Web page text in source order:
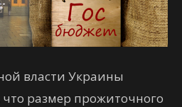
власти Украины
размер прожиточного